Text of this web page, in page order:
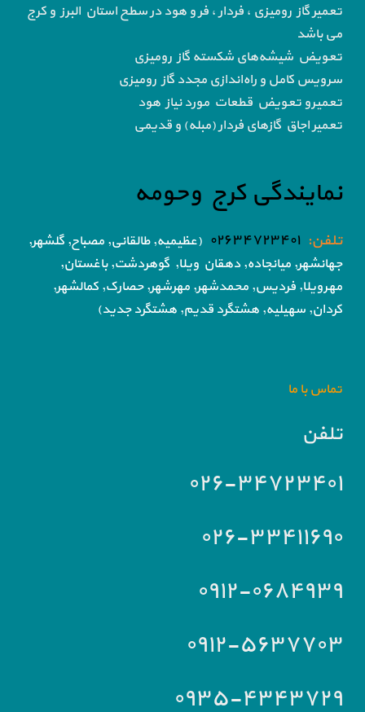
تعمیر گاز رومیزی ، فردار ، فر و هود در سطح استان البرز و کرج
می باشد
تعویض شیشه‌های شکسته گاز رومیزی
سرویس کامل و راه‌اندازی مجدد گاز رومیزی
تعمیرو تعویض قطعات مورد نیاز هود
تعمیر اجاق گاز‌های فردار (مبله) و قدیمی
نمایندگی کرج وحومه
تلفن: ۰۲۶۳۴۷۲۳۴۰۱
(عظیمیه, طالقانی, مصباح, گلشهر,
جهانشهر, میانجاده, دهقان ویلا, گوهردشت, باغستان,
مهرویلا, فردیس, محمدشهر, مهرشهر, حصارک, کمالشهر,
کردان, سهیلیه, هشتگرد قدیم, هشتگرد جدید)
تماس با ما
تلفن
۰۲۶-۳۴۷۲۳۴۰۱
۰۲۶-۳۳۴۱۱۶۹۰
۰۹۱۲-۰۶۸۴۹۳۹
۰۹۱۲-۵۶۳۷۷۰۳
۰۹۳۵-۴۳۴۳۷۲۹